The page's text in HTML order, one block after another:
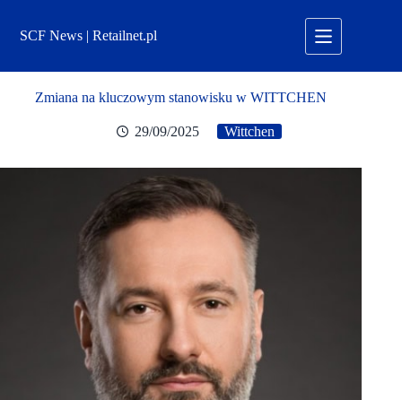
treściSCF News | Retailnet.pl
Zmiana na kluczowym stanowisku w WITTCHEN
29/09/2025 Wittchen